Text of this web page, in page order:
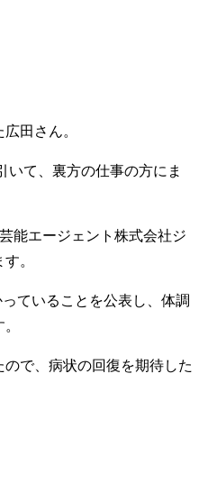
田さん。
いて、裏方の仕事の方にま
能エージェント株式会社ジ
。
ていることを公表し、体調
で、病状の回復を期待した